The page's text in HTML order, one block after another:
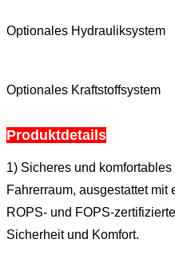
Optionales Hydrauliksystem
Optionales Kraftstoffsystem
Produktdetails
1) Sicheres und
Fahrerraum, ausgestattet
ROPS- und FOPS-
Sicherheit und Komfort.